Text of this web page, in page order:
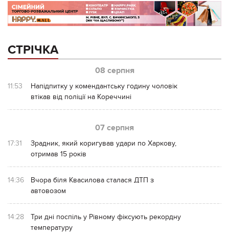
СТРІЧКА
08 серпня
11:53
Напідпитку у комендантську годину чоловік
втікав від поліції на Кореччині
07 серпня
17:31
Зрадник, який коригував удари по Харкову,
отримав 15 років
14:36
Вчора біля Квасилова сталася ДТП з
автовозом
14:28
Три дні поспіль у Рівному фіксують рекордну
температуру